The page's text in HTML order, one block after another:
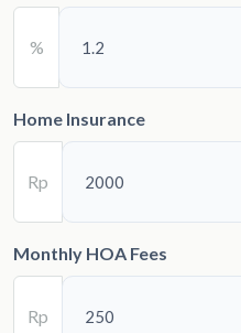
%
Home Insurance
Rp
Monthly HOA Fees
Rp